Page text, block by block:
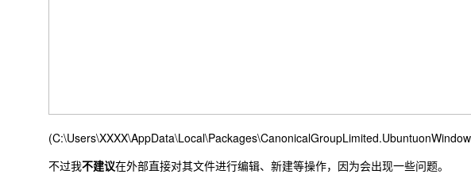
不过我不建议在外部直接对其文件进行编辑、新建等操作，因为会出现一些问题。